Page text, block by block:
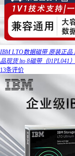
IBM LTO数据磁带 原装正
品现货 lto 8磁带（01PL041）
13条评价